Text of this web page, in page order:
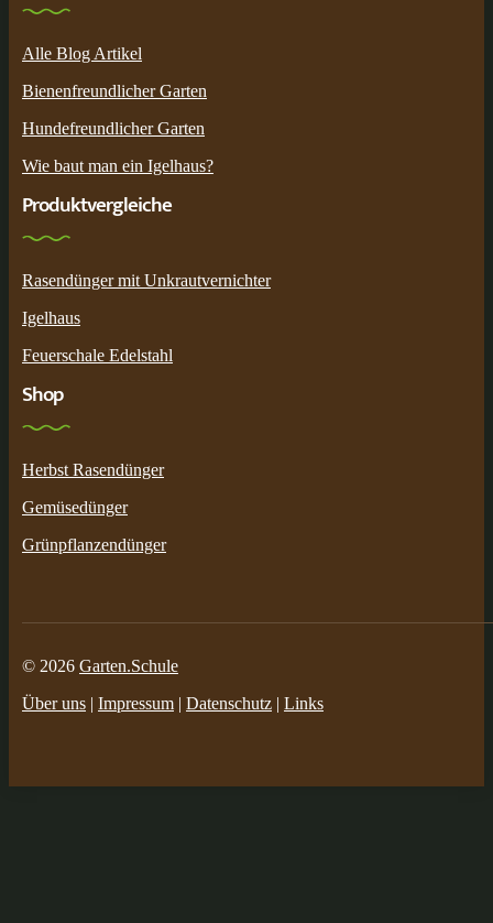
Alle Blog Artikel
Bienenfreundlicher Garten
Hundefreundlicher Garten
Wie baut man ein Igelhaus?
Produktvergleiche
Rasendünger mit Unkrautvernichter
Igelhaus
Feuerschale Edelstahl
Shop
Herbst Rasendünger
Gemüsedünger
Grünpflanzendünger
© 2026 Garten.Schule
Über uns | Impressum | Datenschutz | Links